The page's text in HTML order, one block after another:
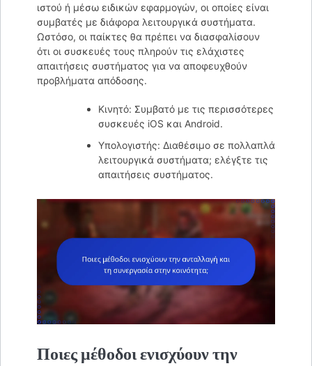
ιστού ή μέσω ειδικών εφαρμογών, οι οποίες είναι
συμβατές με διάφορα λειτουργικά συστήματα.
Ωστόσο, οι παίκτες θα πρέπει να διασφαλίσουν
ότι οι συσκευές τους πληρούν τις ελάχιστες
απαιτήσεις συστήματος για να αποφευχθούν
προβλήματα απόδοσης.
Κινητό: Συμβατό με τις περισσότερες
συσκευές iOS και Android.
Υπολογιστής: Διαθέσιμο σε πολλαπλά
λειτουργικά συστήματα; ελέγξτε τις
απαιτήσεις συστήματος.
Ποιες μέθοδοι ενισχύουν την